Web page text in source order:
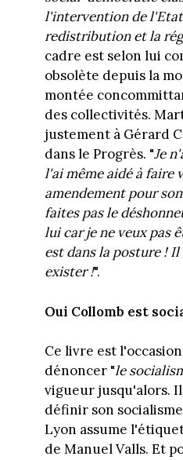
l'intervention de
redistribution et la
cadre est selon lui
obsolète depuis la
montée
des collectivités.
justement à Gérard
dans le Progrès. "Je
l'ai même aidé à faire
amendement pour
faites pas le
lui car je ne veux pas
est dans la posture !
exister !".
Oui Collomb est
Ce livre est
dénoncer "le
vigueur jusqu'alors.
définir son
Lyon assume
de Manuel Valls. Et